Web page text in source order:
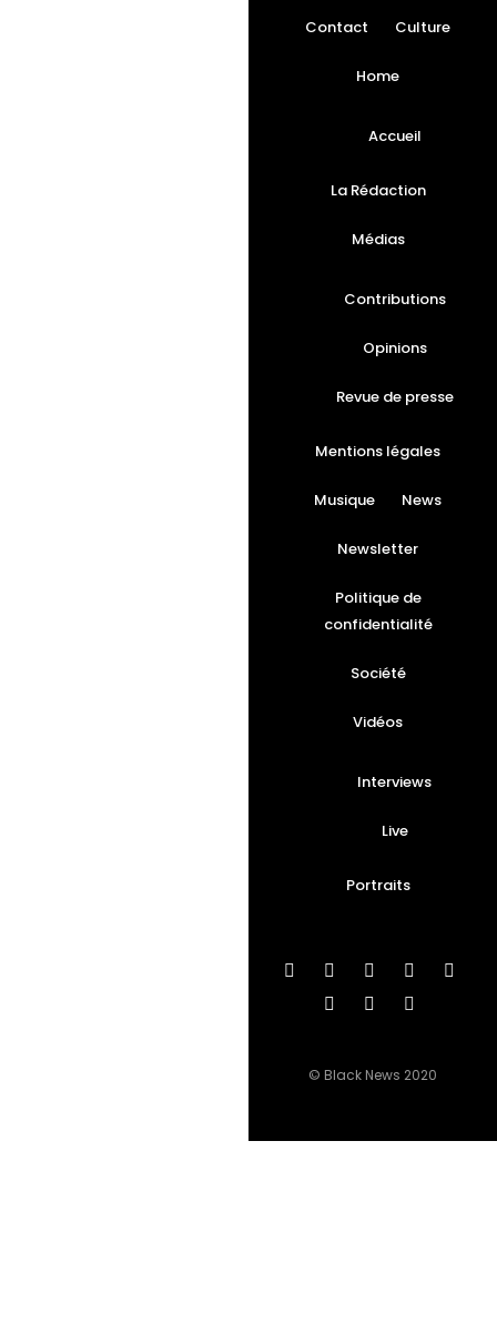
Contact Culture
Home
Accueil
La Rédaction
Médias
Contributions
Opinions
Revue de presse
Mentions légales
Musique News
Newsletter
Politique de
confidentialité
Société
Vidéos
Interviews
Live
Portraits
© Black News 2020